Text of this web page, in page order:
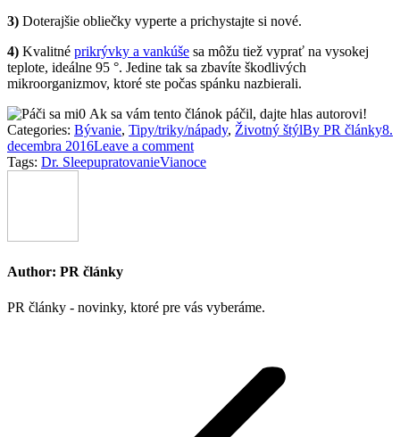
3) Doterajšie obliečky vyperte a prichystajte si nové.
4) Kvalitné prikrývky a vankúše sa môžu tiež vyprať na vysokej
teplote, ideálne 95 °. Jedine tak sa zbavíte škodlivých
mikroorganizmov, ktoré ste počas spánku nazbierali.
0 Ak sa vám tento článok páčil, dajte hlas autorovi!
Categories: Bývanie, Tipy/triky/nápady, Životný štýlBy PR články8.
decembra 2016Leave a comment
Tags: Dr. SleepupratovanieVianoce
Author: PR články
PR články - novinky, ktoré pre vás vyberáme.